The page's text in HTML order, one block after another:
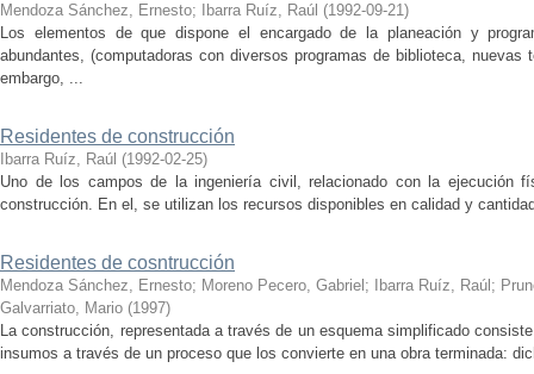
Mendoza Sánchez, Ernesto; Ibarra Ruíz, Raúl (1992-09-21)
Los elementos de que dispone el encargado de la planeación y
abundantes, (computadoras con diversos programas de biblioteca, nuevas
embargo, ...
Residentes de construcción
Ibarra Ruíz, Raúl (1992-02-25)
Uno de los campos de la ingeniería civil, relacionado con la ejecución
construcción. En el, se utilizan los recursos disponibles en calidad y
Residentes de cosntrucción
Mendoza Sánchez, Ernesto; Moreno Pecero, Gabriel ; Ibarra Ruíz, Raúl ;
Galvarriato, Mario (1997)
La construcción, representada a través de un esquema simplificado
insumos a través de un proceso que los convierte en una obra terminada: